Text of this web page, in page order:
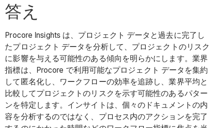
え
答え
Procore Insights は、プロジェクト データと過去に完了し
たプロジェクト データを分析して、プロジェクトのリスク
に影響を与える可能性のある傾向を明らかにします。業界
指標は、Procore で利用可能なプロジェクト データを集約
して匿名化し、ワークフローの効率を追跡し、業界平均と
比較してプロジェクトのリスクを示す可能性のあるパター
ンを特定します。インサイトは、個々のドキュメントの内
容を分析するのではなく、プロセス内のアクションを完了